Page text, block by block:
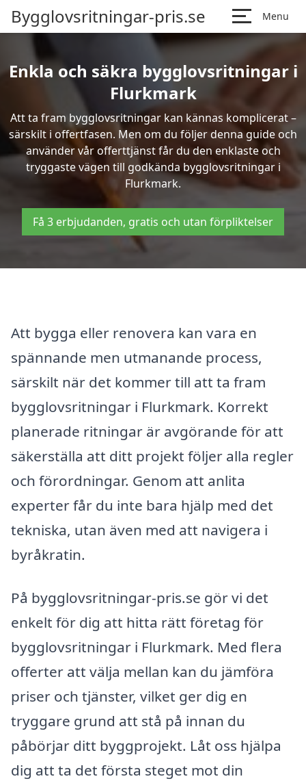
Bygglovsritningar-pris.se Menu
Enkla och säkra bygglovsritningar i
Flurkmark
Att ta fram bygglovsritningar kan kännas komplicerat –
särskilt i offertfasen. Men om du följer denna guide och
använder vår offerttjänst får du den enklaste och
tryggaste vägen till godkända bygglovsritningar i
Flurkmark.
Få 3 erbjudanden, gratis och utan förpliktelser
Att bygga eller renovera kan vara en
spännande men utmanande process,
särskilt när det kommer till att ta fram
bygglovsritningar i Flurkmark. Korrekt
planerade ritningar är avgörande för att
säkerställa att ditt projekt följer alla regler
och förordningar. Genom att anlita
experter får du inte bara hjälp med det
tekniska, utan även med att navigera i
byråkratin.
På bygglovsritningar-pris.se gör vi det
enkelt för dig att hitta rätt företag för
bygglovsritningar i Flurkmark. Med flera
offerter att välja mellan kan du jämföra
priser och tjänster, vilket ger dig en
tryggare grund att stå på innan du
påbörjar ditt byggprojekt. Låt oss hjälpa
dig att ta det första steget mot din